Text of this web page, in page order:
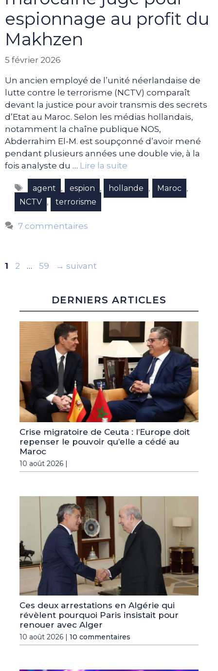
espionnage au profit du
Makhzen
5 février 2026
Un ancien employé de l’unité néerlandaise de
lutte contre le terrorisme (NCTV) comparaît
devant la justice pour avoir transmis des secrets
d’Etat au Maroc. Selon les médias hollandais,
notamment la chaîne publique NOS,
Abderrahim El-M. est soupçonné d’avoir mené
pendant plusieurs années une double vie, à la
fois analyste du … Lire la suite
Étiquettes
agent , espion , hollande , Maroc ,
NCTV , terrorisme
7 commentaires
Page
1 Page
2 … Page
59 → suivant
DERNIERS ARTICLES
Crise migratoire de Ceuta : l’Europe doit
repenser le pouvoir qu’elle a cédé au
Maroc
10 août 2026 |
Ces deux arrestations en Algérie qui
révèlent pourquoi Paris insistait pour
renouer avec Alger
10 août 2026 | 10 commentaires